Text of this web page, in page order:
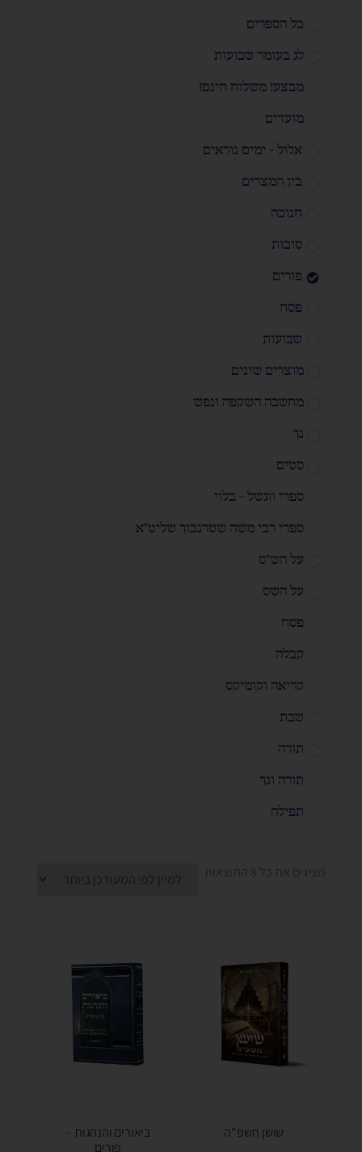
כל הספרים
לג בעומר שבועות
מבצע! משלוח חינם!
מועדים
אלול - ימים נוראים
בין המצרים
חנוכה
סוכות
פורים
פסח
שבועות
מוצרים שונים
מחשבה השקפה ונפש
נך
סטים
ספרי ווגשל - בלוי
ספרי רבי משה שטרנבוך שליט"א
על הש"ס
על השס
פסח
קבלה
קריאה וקומיקס
שבת
תורה
תורה ונך
תפילה
מציגים את כל ⁦8⁩ התוצאות
שושן תשפ"ה
ביאורים והנהגות –
פורים